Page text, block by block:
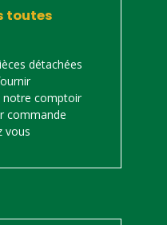
toutes
détachées
notre comptoir
commande
vous